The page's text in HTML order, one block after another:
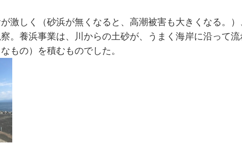
激しく（砂浜が無くなると、高潮被害も大きくなる。
。養浜事業は、川からの土砂が、うまく海岸に沿って
もの）を積むものでした。